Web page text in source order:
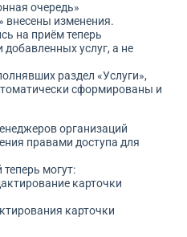
очередь»
внесены изменения.
на приём теперь
услуг, а не
раздел «Услуги»,
сформированы и
организаций
правами доступа для
могут:
карточки
карточки